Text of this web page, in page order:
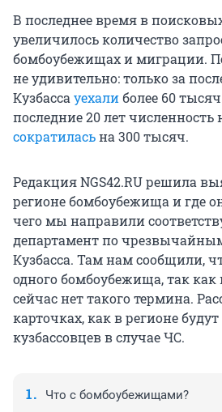
В последнее время в
увеличилось количество
бомбоубежищах и миграции.
не удивительно: только за
Кузбассауехалиболее 60
последние 20 лет численность
сократиласьна 300 тысяч.
Редакция NGS42.RU решила
регионе бомбоубежища и где
чего мы направили
департамент по
Кузбасса. Там нам сообщили,
одного бомбоубежища, так как
сейчас нет такого термина.
карточках, как в регионе
кузбассовцев в случае ЧС.
Что с бомбоубежищами?